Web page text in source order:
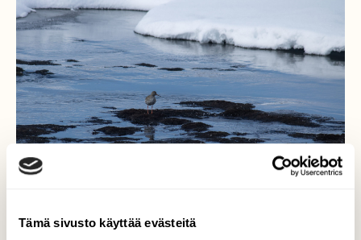
Tämä sivusto käyttää evästeitä